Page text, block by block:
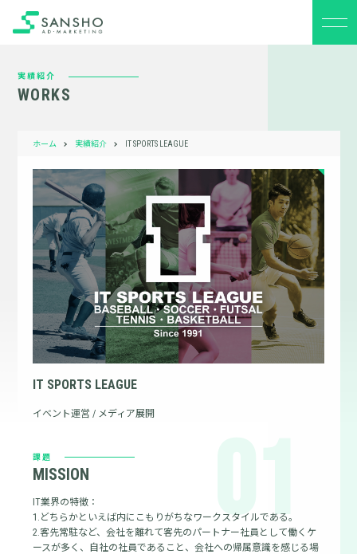
実績紹介
WORKS
ホーム 実績紹介 IT SPORTS LEAGUE
IT SPORTS LEAGUE
イベント運営 / メディア展開
課題
MISSION 01
IT業界の特徴：
1.どちらかといえば内にこもりがちなワークスタイルである。
2.客先常駐など、会社を離れて客先のパートナー社員として働くケ
ースが多く、自社の社員であること、会社への帰属意識を感じる場